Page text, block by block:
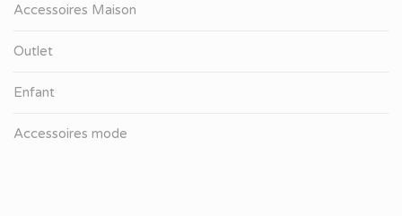
Accessoires Maison
Outlet
Enfant
Accessoires mode